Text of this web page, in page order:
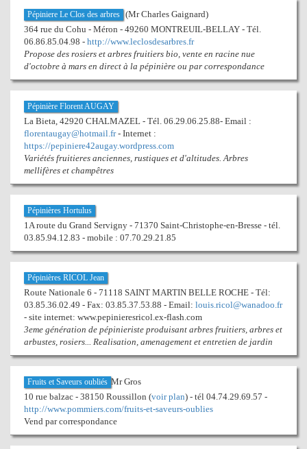
Pépiniere Le Clos des arbres (Mr Charles Gaignard)
364 rue du Cohu - Méron - 49260 MONTREUIL-BELLAY - Tél.
06.86.85.04.98 - http://www.leclosdesarbres.fr
Propose des rosiers et arbres fruitiers bio, vente en racine nue
d'octobre à mars en direct à la pépinière ou par correspondance
Pépinière Florent AUGAY
La Bieta, 42920 CHALMAZEL - Tél. 06.29.06.25.88- Email :
florentaugay@hotmail.fr- Internet :
https://pepiniere42augay.wordpress.com
Variétés fruitieres anciennes, rustiques et d'altitudes. Arbres
mellifères et champêtres
Pépinières Hortulus
1A route du Grand Servigny - 71370 Saint-Christophe-en-Bresse - tél.
03.85.94.12.83 - mobile : 07.70.29.21.85
Pépinières RICOL Jean
Route Nationale 6 - 71118 SAINT MARTIN BELLE ROCHE - Tél:
03.85.36.02.49 - Fax: 03.85.37.53.88 - Email: louis.ricol@wanadoo.fr
- site internet: www.pepinieresricol.ex-flash.com
3eme génération de pépinieriste produisant arbres fruitiers, arbres et
arbustes, rosiers... Realisation, amenagement et entretien de jardin
Fruits et Saveurs oubliés Mr Gros
10 rue balzac - 38150 Roussillon (voir plan) - tél 04.74.29.69.57 -
http://www.pommiers.com/fruits-et-saveurs-oublies
Vend par correspondance